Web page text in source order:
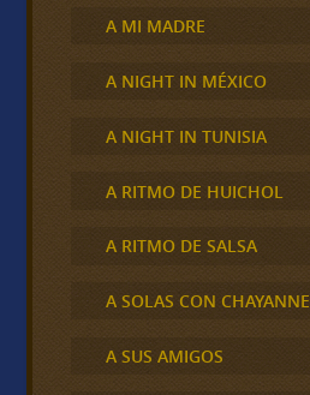
A MI MADRE
A NIGHT IN MÉXICO
A NIGHT IN TUNISIA
A RITMO DE HUICHOL
A RITMO DE SALSA
A SOLAS CON CHAYANNE
A SUS AMIGOS